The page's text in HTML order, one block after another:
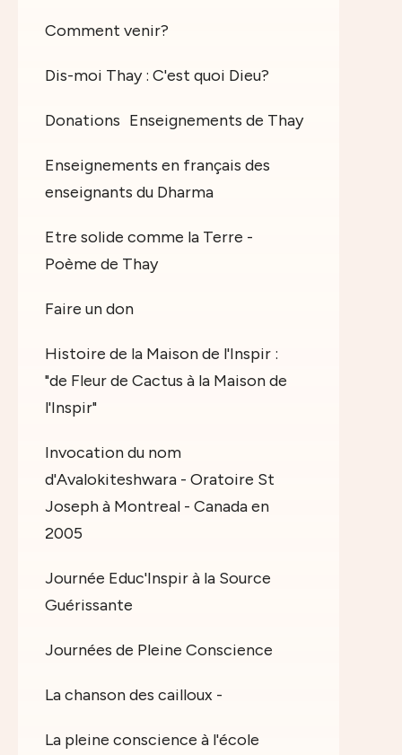
Comment venir?
Dis-moi Thay : C'est quoi Dieu?
Donations Enseignements de Thay
Enseignements en français des
enseignants du Dharma
Etre solide comme la Terre -
Poème de Thay
Faire un don
Histoire de la Maison de l'Inspir :
"de Fleur de Cactus à la Maison de
l'Inspir"
Invocation du nom
d'Avalokiteshwara - Oratoire St
Joseph à Montreal - Canada en
2005
Journée Educ'Inspir à la Source
Guérissante
Journées de Pleine Conscience
La chanson des cailloux -
La pleine conscience à l'école